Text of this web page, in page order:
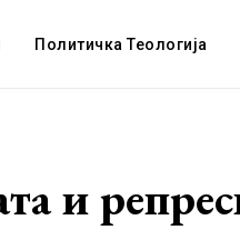
Политичка Теологија
и